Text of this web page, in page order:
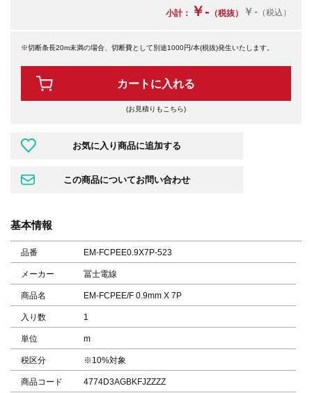
小計： ￥- （税抜） ￥- （税込）
※切断条長20m未満の場合、切断費として別途1000円/本(税抜)発生いたします。
カートに入れる
(お見積りもこちら)
基本情報
品番 EM-FCPEE0.9X7P-523
メーカー 冨士電線
商品名 EM-FCPEE/F 0.9mm X 7P
入り数 1
単位 m
税区分 ※10%対象
商品コード 4774D3AGBKFJZZZZ